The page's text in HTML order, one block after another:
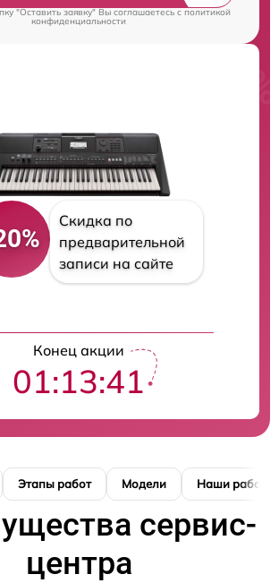
"Оставить заявку" Вы соглашаетесь cполитикой
конфиденциальности
Скидка по
предварительной
записи на сайте
Конец акции
01:13:40
Этапы работ Модели Наши работы
сервис-
центра